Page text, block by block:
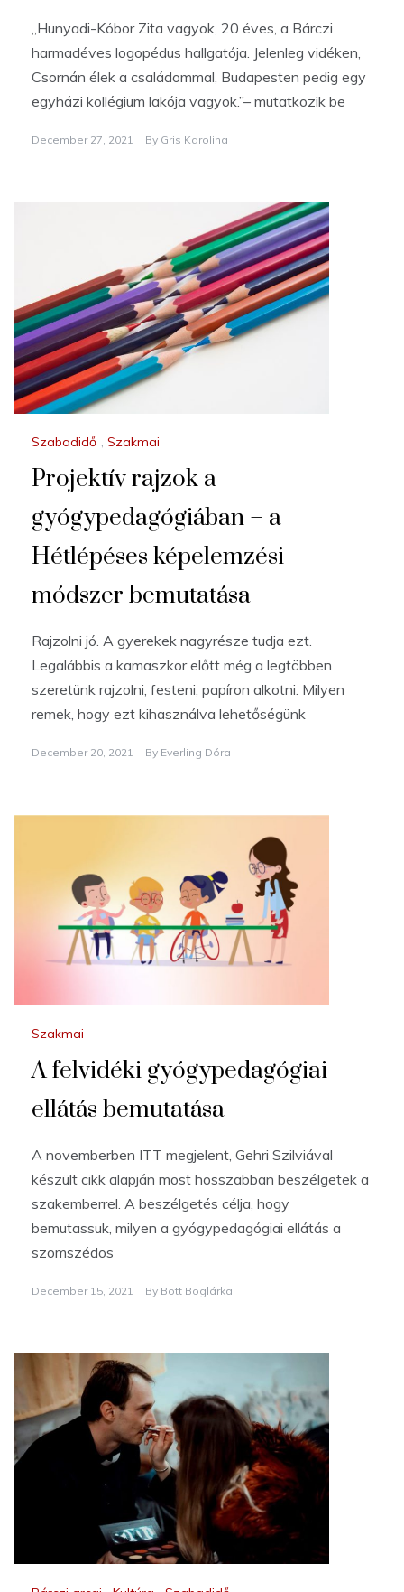
„Hunyadi-Kóbor Zita vagyok, 20 éves, a Bárczi
harmadéves logopédus hallgatója. Jelenleg vidéken,
Csornán élek a családommal, Budapesten pedig egy
egyházi kollégium lakója vagyok.”– mutatkozik be
December 27, 2021 By Gris Karolina
Szabadidő , Szakmai
Projektív rajzok a
gyógypedagógiában – a
Hétlépéses képelemzési
módszer bemutatása
Rajzolni jó. A gyerekek nagyrésze tudja ezt.
Legalábbis a kamaszkor előtt még a legtöbben
szeretünk rajzolni, festeni, papíron alkotni. Milyen
remek, hogy ezt kihasználva lehetőségünk
December 20, 2021 By Everling Dóra
Szakmai
A felvidéki gyógypedagógiai
ellátás bemutatása
A novemberben ITT megjelent, Gehri Szilviával
készült cikk alapján most hosszabban beszélgetek a
szakemberrel. A beszélgetés célja, hogy
bemutassuk, milyen a gyógypedagógiai ellátás a
szomszédos
December 15, 2021 By Bott Boglárka